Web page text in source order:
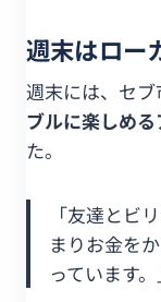
週末はロー
週末には、セブ
ブルに楽しめる
た。
「友達とビ
まりお金を
っています。